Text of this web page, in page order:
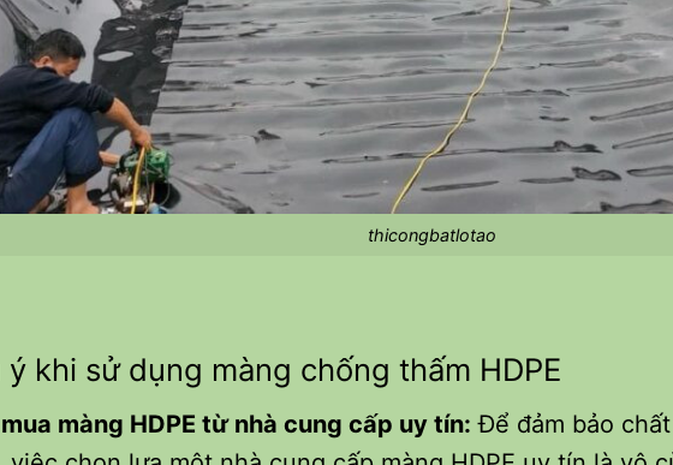
thicongbatlotao
sử dụng màng chống thấm HDPE
màng HDPE từ nhà cung cấp uy tín: Để đảm bảo